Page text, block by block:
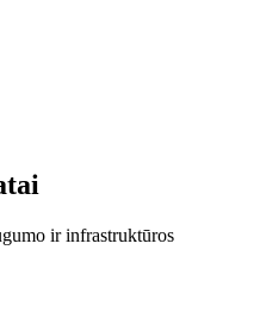
ir infrastruktūros